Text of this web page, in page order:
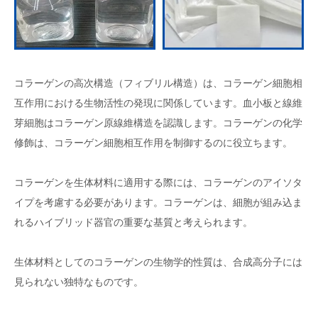
コラーゲンの高次構造（フィブリル構造）は、コラーゲン細胞相
互作用における生物活性の発現に関係しています。血小板と線維
芽細胞はコラーゲン原線維構造を認識します。コラーゲンの化学
修飾は、コラーゲン細胞相互作用を制御するのに役立ちます。
コラーゲンを生体材料に適用する際には、コラーゲンのアイソタ
イプを考慮する必要があります。コラーゲンは、細胞が組み込ま
れるハイブリッド器官の重要な基質と考えられます。
生体材料としてのコラーゲンの生物学的性質は、合成高分子には
見られない独特なものです。